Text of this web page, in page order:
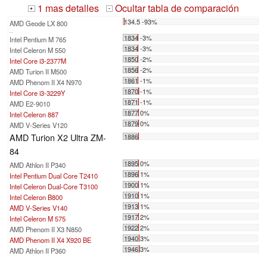
+ 1 mas detalles - Ocultar tabla de comparación
AMD Geode LX 800 134.5 -93%
Intel Pentium M 765
1834 -3%
Intel Celeron M 550
1834 -3%
Intel Core i3-2377M
1850 -2%
AMD Turion II M500
1856 -2%
AMD Phenom II X4 N970
1861 -1%
Intel Core i3-3229Y
1870 -1%
AMD E2-9010
1871 -1%
Intel Celeron 887
1877 0%
AMD V-Series V120
1879 0%
AMD Turion X2 Ultra ZM-
84
1886
AMD Athlon II P340
1895 0%
Intel Pentium Dual Core T2410
1896 1%
Intel Celeron Dual-Core T3100
1900 1%
Intel Celeron B800
1910 1%
AMD V-Series V140
1913 1%
Intel Celeron M 575
1917 2%
AMD Phenom II X3 N850
1922 2%
AMD Phenom II X4 X920 BE
1940 3%
AMD Athlon II P360
1946 3%